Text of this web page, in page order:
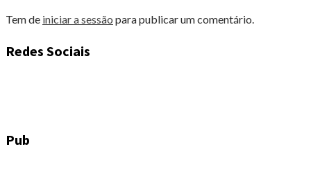
Tem de iniciar a sessão para publicar um comentário.
Redes Sociais
Pub